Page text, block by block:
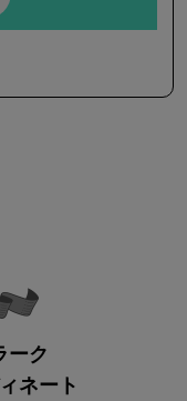
ーク
ネート